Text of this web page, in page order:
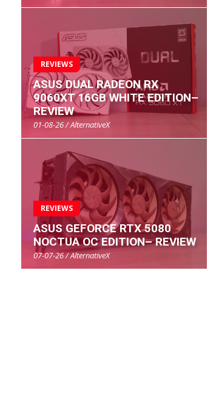
REVIEWS
ASUS DUAL RADEON RX
9060XT 16GB WHITE EDITION–
REVIEW
01-08-26 / AlternativeX
REVIEWS
ASUS GEFORCE RTX 5080
NOCTUA OC EDITION– REVIEW
07-07-26 / AlternativeX